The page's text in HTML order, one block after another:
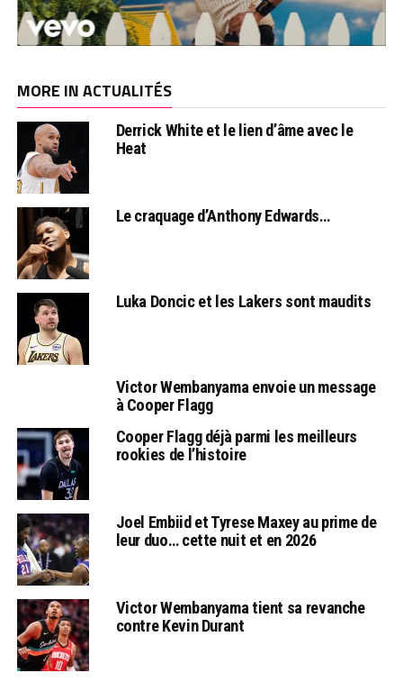
MORE IN ACTUALITÉS
Derrick White et le lien d’âme avec le
Heat
Le craquage d’Anthony Edwards…
Luka Doncic et les Lakers sont maudits
Victor Wembanyama envoie un message
à Cooper Flagg
Cooper Flagg déjà parmi les meilleurs
rookies de l’histoire
Joel Embiid et Tyrese Maxey au prime de
leur duo… cette nuit et en 2026
Victor Wembanyama tient sa revanche
contre Kevin Durant